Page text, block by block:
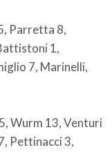
Parretta 8,
1,
7, Marinelli,
Wurm 13, Venturi
Pettinacci 3,